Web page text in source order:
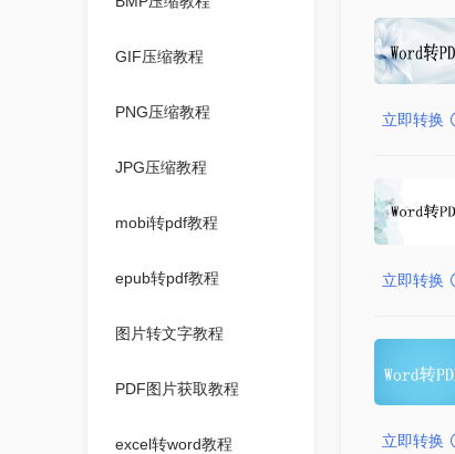
GIF压缩教程
PNG压缩教程
JPG压缩教程
mobi转pdf教程
epub转pdf教程
图片转文字教程
PDF图片获取教程
excel转word教程
立即转换
立即转换
立即转换